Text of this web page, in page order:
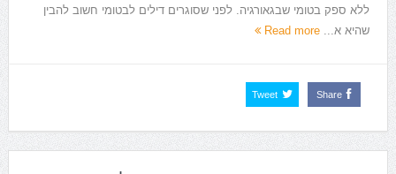
ללא ספק בטומי שבגאורגיה. לפני שסוגרים דילים לבטומי חשוב להבין
שהיא א... Read more
Share
Tweet